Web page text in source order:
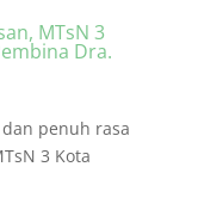
MTsN 3
Dra.
penuh rasa
3 Kota